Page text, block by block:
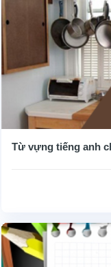
Từ vựng tiếng anh